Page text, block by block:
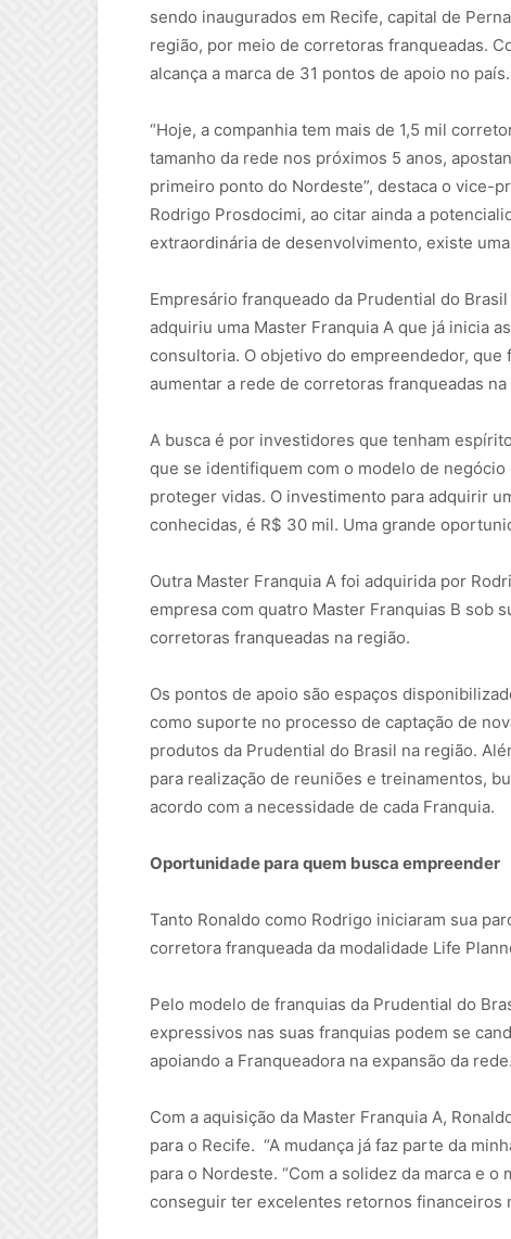
sendo inaugurados em Recife, capital de
região, por meio de corretoras franqueadas.
alcança a marca de 31 pontos de apoio no país.
“Hoje, a companhia tem mais de 1,5 mil
tamanho da rede nos próximos 5 anos,
primeiro ponto do Nordeste”, destaca o vice-
Rodrigo Prosdocimi, ao citar ainda a
extraordinária de desenvolvimento, existe
Empresário franqueado da Prudential do
adquiriu uma Master Franquia A que já inicia
consultoria. O objetivo do empreendedor,
aumentar a rede de corretoras franqueadas
A busca é por investidores que tenham
que se identifiquem com o modelo de
proteger vidas. O investimento para adquirir
conhecidas, é R$ 30 mil. Uma grande
Outra Master Franquia A foi adquirida por
empresa com quatro Master Franquias B sob
corretoras franqueadas na região.
Os pontos de apoio são espaços
como suporte no processo de captação de
produtos da Prudential do Brasil na região.
para realização de reuniões e treinamentos,
acordo com a necessidade de cada Franquia.
Oportunidade para quem busca empreender
Tanto Ronaldo como Rodrigo iniciaram sua
corretora franqueada da modalidade Life
Pelo modelo de franquias da Prudential do
expressivos nas suas franquias podem se
apoiando a Franqueadora na expansão da rede.
Com a aquisição da Master Franquia A,
para o Recife. “A mudança já faz parte da
para o Nordeste. “Com a solidez da marca e
conseguir ter excelentes retornos financeiros